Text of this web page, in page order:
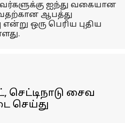
ஐந்து வகையான
ஆபத்து
ஒரு பெரிய புதிய
சைவ
செய்து